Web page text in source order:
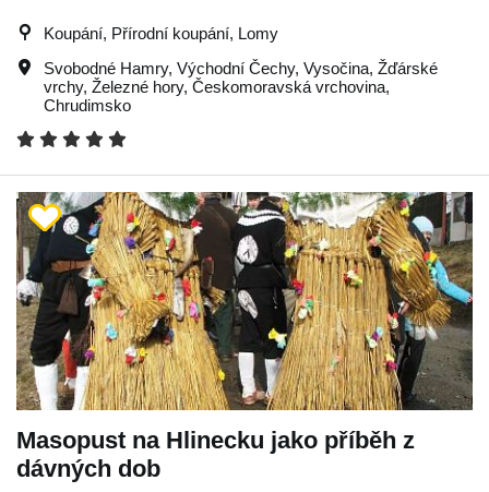
Koupání, Přírodní koupání, Lomy
Svobodné Hamry, Východní Čechy, Vysočina, Žďárské
vrchy, Železné hory, Českomoravská vrchovina,
Chrudimsko
Masopust na Hlinecku jako příběh z
dávných dob